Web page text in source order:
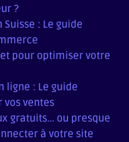
?
: Le guide
pour optimiser votre
ligne : Le guide
ventes
gratuits... ou presque
à votre site